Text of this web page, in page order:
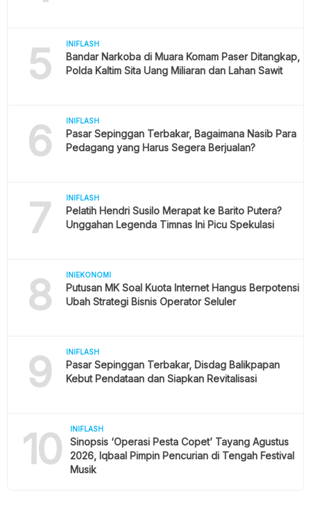
5 INIFLASH
Bandar Narkoba di Muara Komam Paser Ditangkap,
Polda Kaltim Sita Uang Miliaran dan Lahan Sawit
6 INIFLASH
Pasar Sepinggan Terbakar, Bagaimana Nasib Para
Pedagang yang Harus Segera Berjualan?
7 INIFLASH
Pelatih Hendri Susilo Merapat ke Barito Putera?
Unggahan Legenda Timnas Ini Picu Spekulasi
8 INIEKONOMI
Putusan MK Soal Kuota Internet Hangus Berpotensi
Ubah Strategi Bisnis Operator Seluler
9 INIFLASH
Pasar Sepinggan Terbakar, Disdag Balikpapan
Kebut Pendataan dan Siapkan Revitalisasi
10 INIFLASH
Sinopsis ‘Operasi Pesta Copet’ Tayang Agustus
2026, Iqbaal Pimpin Pencurian di Tengah Festival
Musik